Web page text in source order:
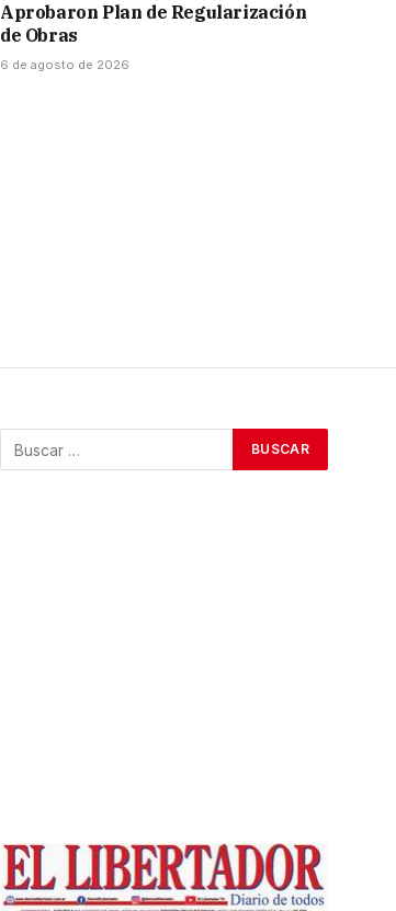
Aprobaron Plan de Regularización
de Obras
6 de agosto de 2026